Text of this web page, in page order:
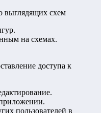
выглядящих схем
на схемах.
доступа к
пользователей в